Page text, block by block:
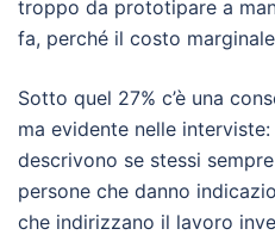
troppo da prototipare a
fa, perché il costo
Sotto quel 27% c’è una
ma evidente nelle
descrivono se stessi
persone che danno
che indirizzano il lavoro